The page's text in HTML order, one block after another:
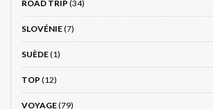
ROAD TRIP (34)
SLOVÉNIE(7)
SUÈDE(1)
TOP (12)
VOYAGE(79)